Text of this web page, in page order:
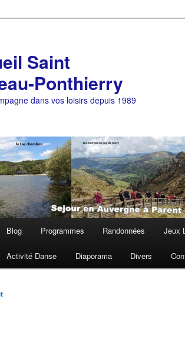
Saint
Ponthierry
dans vos loisirs depuis 1989
Blog Programmes Randonnées Jeux
Activité Danse Diaporama Divers